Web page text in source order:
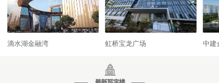
滴水湖金融湾 虹桥宝龙广场 中建